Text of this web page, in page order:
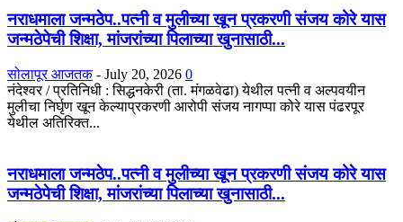
नराधमाला जन्मठेप..पत्नी व मुलीच्या खून प्रकरणी संजय कोरे यास
जन्मठेपेची शिक्षा, मांजरांच्या पिलाच्या खुनासाठी...
सोलापूर आजतक - July 20, 2026 0
नंदेश्वर / प्रतिनिधी : सिद्धनकेरी (ता. मंगळवेढा) येथील पत्नी व अल्पवयीन
मुलीचा निर्घृण खून केल्याप्रकरणी आरोपी संजय नागप्पा कोरे यास पंढरपूर
येथील अतिरिक्त...
नराधमाला जन्मठेप..पत्नी व मुलीच्या खून प्रकरणी संजय कोरे यास
जन्मठेपेची शिक्षा, मांजरांच्या पिलाच्या खुनासाठी...